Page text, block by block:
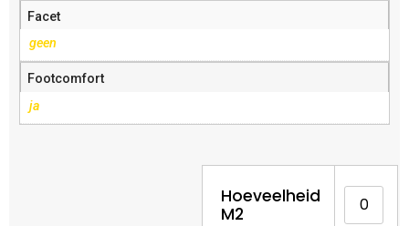
Facet
geen
Footcomfort
ja
Hoeveelheid
M2